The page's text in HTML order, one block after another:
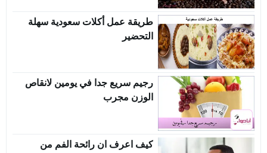
طريقة عمل أكلات سعودية سهلة
التحضير
رجيم سريع جدا في يومين لانقاص
الوزن مجرب
كيف اعرف ان رائحة الفم من